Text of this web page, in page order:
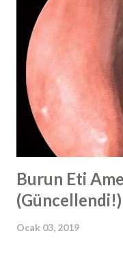
Burun estetiği ve
terimini
bahsediyoruz.
artmış kas büyümesi
aslında bu vücut
bir steroid adı verilen
Rinoplasti ve revizyon
Burun Eti
(Güncellendi!)
Ocak 03, 2019